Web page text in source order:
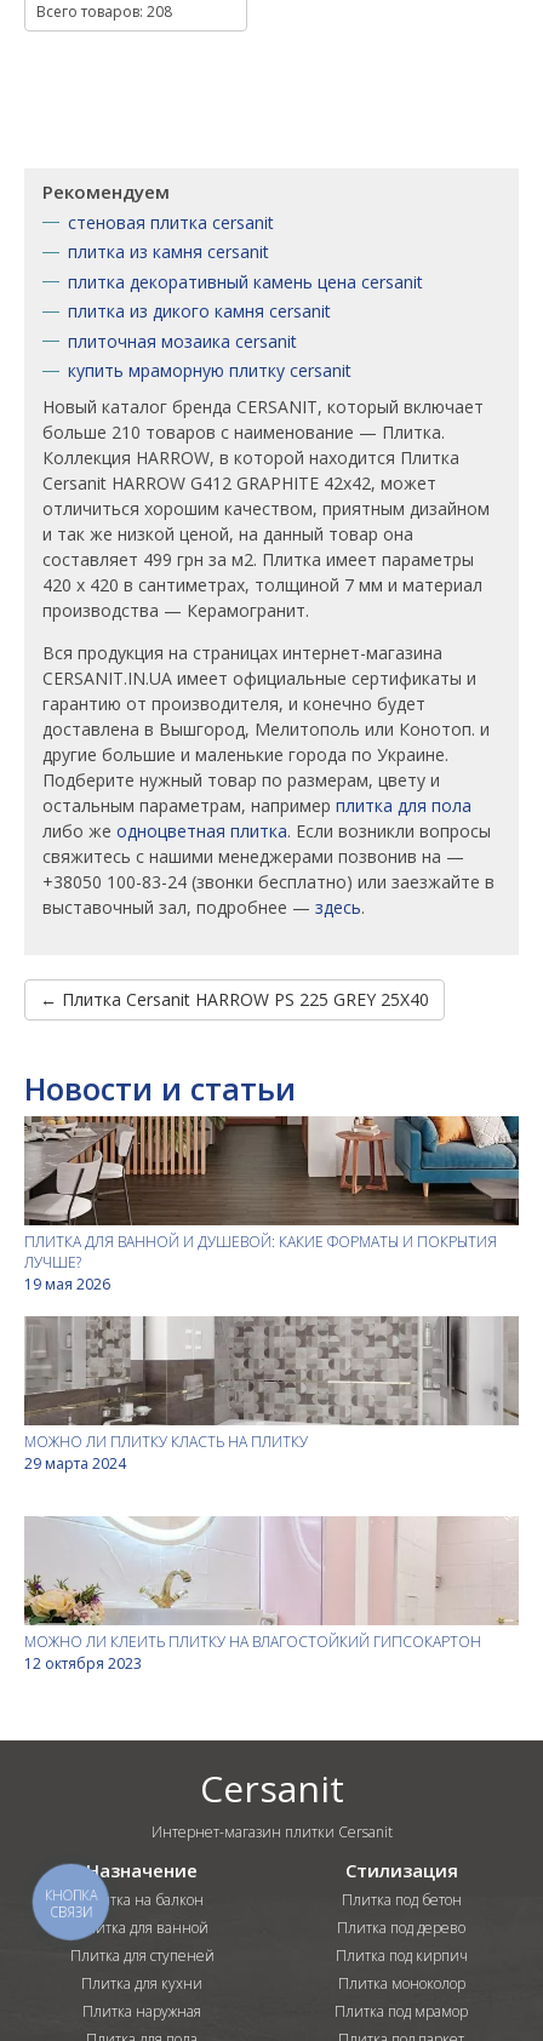
Всего товаров: 208
Рекомендуем
стеновая плитка cersanit
плитка из камня cersanit
плитка декоративный камень цена cersanit
плитка из дикого камня cersanit
плиточная мозаика cersanit
купить мраморную плитку cersanit
Новый каталог бренда CERSANIT, который включает
больше 210 товаров с наименование — Плитка.
Коллекция HARROW, в которой находится Плитка
Cersanit HARROW G412 GRAPHITE 42x42, может
отличиться хорошим качеством, приятным дизайном
и так же низкой ценой, на данный товар она
составляет 499 грн за м2. Плитка имеет параметры
420 x 420 в сантиметрах, толщиной 7 мм и материал
производства — Керамогранит.
Вся продукция на страницах интернет-магазина
CERSANIT.IN.UA имеет официальные сертификаты и
гарантию от производителя, и конечно будет
доставлена в Вышгород, Мелитополь или Конотоп. и
другие большие и маленькие города по Украине.
Подберите нужный товар по размерам, цвету и
остальным параметрам, например плитка для пола
либо же одноцветная плитка. Если возникли вопросы
свяжитесь с нашими менеджерами позвонив на —
+38050 100-83-24 (звонки бесплатно) или заезжайте в
выставочный зал, подробнее — здесь.
← Плитка Cersanit HARROW PS 225 GREY 25X40
Новости и статьи
ПЛИТКА ДЛЯ ВАННОЙ И ДУШЕВОЙ: КАКИЕ ФОРМАТЫ И ПОКРЫТИЯ
ЛУЧШЕ?
19 мая 2026
МОЖНО ЛИ ПЛИТКУ КЛАСТЬ НА ПЛИТКУ
29 марта 2024
МОЖНО ЛИ КЛЕИТЬ ПЛИТКУ НА ВЛАГОСТОЙКИЙ ГИПСОКАРТОН
12 октября 2023
Cersanit
Интернет-магазин плитки Cersanit
Назначение
Плитка на балкон
Плитка для ванной
Плитка для ступеней
Плитка для кухни
Плитка наружная
Стилизация
Плитка под бетон
Плитка под дерево
Плитка под кирпич
Плитка моноколор
Плитка под мрамор
КНОПКА
СВЯЗИ